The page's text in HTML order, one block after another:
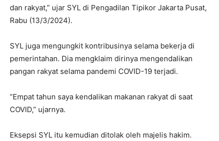
dan rakyat,” ujar SYL di Pengadilan Tipikor Jakarta Pusat,
Rabu (13/3/2024).
SYL juga mengungkit kontribusinya selama bekerja di
pemerintahan. Dia mengklaim dirinya mengendalikan
pangan rakyat selama pandemi COVID-19 terjadi.
“Empat tahun saya kendalikan makanan rakyat di saat
COVID,” ujarnya.
Eksepsi SYL itu kemudian ditolak oleh majelis hakim.